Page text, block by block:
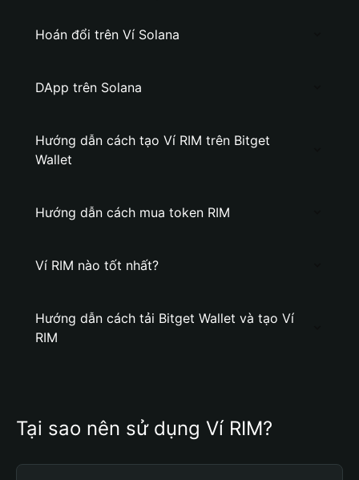
Hoán đổi trên Ví Solana
DApp trên Solana
Hướng dẫn cách tạo Ví RIM trên Bitget
Wallet
Hướng dẫn cách mua token RIM
Ví RIM nào tốt nhất?
Hướng dẫn cách tải Bitget Wallet và tạo Ví
RIM
Tại sao nên sử dụng Ví RIM?